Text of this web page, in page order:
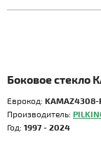
Боковое стекло
Еврокод: KAMAZ4308-
Производитель:
Год: 1997 - 2024